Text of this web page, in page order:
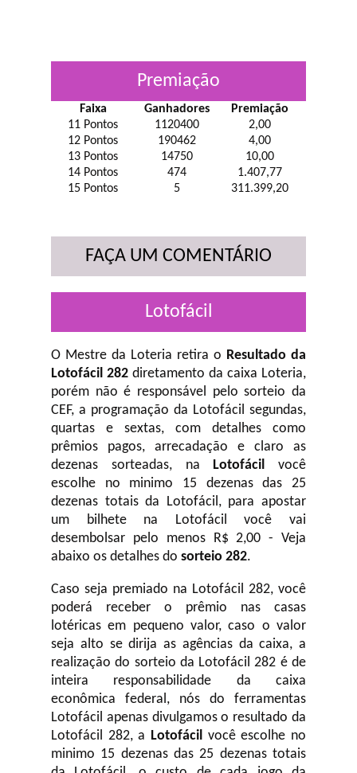
Premiação
Faixa Ganhadores
Premiação
11 Pontos
1120400
2,00
12 Pontos
190462
4,00
13 Pontos
14750
10,00
14 Pontos
474
1.407,77
15 Pontos
5 311.399,20
FAÇA UM COMENTÁRIO
Lotofácil
O Mestre da Loteria retira o Resultado da
Lotofácil 282 diretamento da caixa Loteria,
porém não é responsável pelo sorteio da
CEF, a programação da Lotofácil segundas,
quartas e sextas, com detalhes como
prêmios pagos, arrecadação e claro as
dezenas sorteadas, na Lotofácil você
escolhe no minimo 15 dezenas das 25
dezenas totais da Lotofácil, para apostar
um bilhete na Lotofácil você vai
desembolsar pelo menos R$ 2,00 - Veja
abaixo os detalhes do sorteio 282.
Caso seja premiado na Lotofácil 282, você
poderá receber o prêmio nas casas
lotéricas em pequeno valor, caso o valor
seja alto se dirija as agências da caixa, a
realização do sorteio da Lotofácil 282 é de
inteira responsabilidade da caixa
econômica federal, nós do ferramentas
Lotofácil apenas divulgamos o resultado da
Lotofácil 282, a Lotofácil você escolhe no
minimo 15 dezenas das 25 dezenas totais